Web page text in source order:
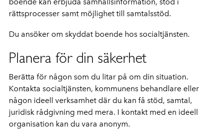
rättsprocesser samt möjlighet till samtalsstöd.
Du ansöker om skyddat boende hos socialtjänsten.
Planera för din säkerhet
Berätta för någon som du litar på om din situation.
Kontakta socialtjänsten, kommunens behandlare eller
någon ideell verksamhet där du kan få stöd, samtal,
juridisk rådgivning med mera. I kontakt med en ideell
organisation kan du vara anonym.